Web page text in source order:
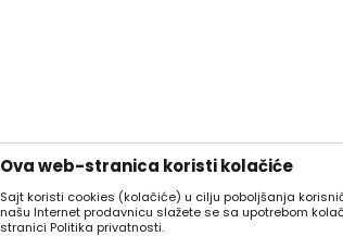
Ova web-stranica koristi kolačiće
Sajt koristi cookies (kolačiće) u cilju poboljšanja
našu Internet prodavnicu slažete se sa upotrebom
stranici Politika privatnosti.